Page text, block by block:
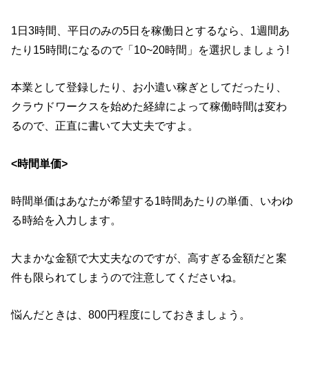
1日3時間、平日のみの5日を稼働日とするなら、1週間あ
たり15時間になるので「10~20時間」を選択しましょう!
本業として登録したり、お小遣い稼ぎとしてだったり、
クラウドワークスを始めた経緯によって稼働時間は変わ
るので、正直に書いて大丈夫ですよ。
<時間単価>
時間単価はあなたが希望する1時間あたりの単価、いわゆ
る時給を入力します。
大まかな金額で大丈夫なのですが、高すぎる金額だと案
件も限られてしまうので注意してくださいね。
悩んだときは、800円程度にしておきましょう。